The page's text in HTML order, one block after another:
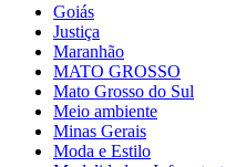
Goiás
Justiça
Maranhão
MATO GROSSO
Mato Grosso do Sul
Meio ambiente
Minas Gerais
Moda e Estilo